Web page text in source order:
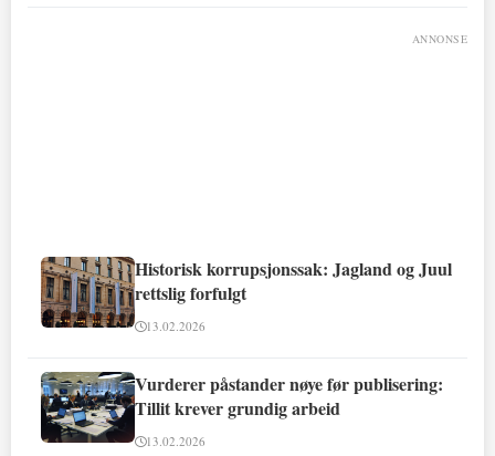
ANNONSE
Historisk korrupsjonssak: Jagland og Juul
rettslig forfulgt
13.02.2026
Vurderer påstander nøye før publisering:
Tillit krever grundig arbeid
13.02.2026